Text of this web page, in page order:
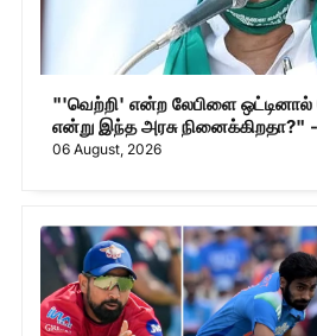
"'வெற்றி' என்ற லேபிளை ஒட்டினால்
என்று இந்த அரசு நினைக்கிறதா?"
06 August, 2026